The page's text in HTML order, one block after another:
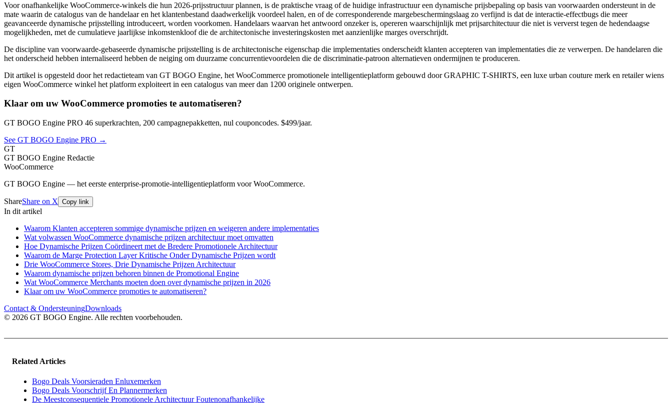
Voor onafhankelijke WooCommerce-winkels die hun 2026-prijsstructuur plannen, is de praktische vraag of de huidige infrastructuur een dynamische prijsbepaling op basis van voorwaarden ondersteunt in de
mate waarin de catalogus van de handelaar en het klantenbestand daadwerkelijk voordeel halen, en of de corresponderende margebeschermingslaag zo verfijnd is dat de interactie-effectbugs die meer
geavanceerde dynamische prijsstelling introduceert, worden voorkomen. Handelaars waarvan het antwoord onzeker is, opereren waarschijnlijk met prijsarchitectuur die niet is ververst tegen de hedendaagse
mogelijkheden, met de cumulatieve jaarlijkse inkomstenkloof die de architectonische investeringskosten met aanzienlijke marges overschrijdt.
De discipline van voorwaarde-gebaseerde dynamische prijsstelling is de architectonische eigenschap die implementaties onderscheidt klanten accepteren van implementaties die ze verwerpen. De handelaren die
het onderscheid hebben internaliseerd hebben de neiging om duurzame concurrentievoordelen die de discriminatie-patroon alternatieven ondermijnen te produceren.
Dit artikel is opgesteld door het redactieteam van GT BOGO Engine, het WooCommerce promotionele intelligentieplatform gebouwd door GRAPHIC T-SHIRTS, een luxe urban couture merk en retailer wiens
eigen WooCommerce winkel het platform exploiteert in een catalogus van meer dan 1200 originele ontwerpen.
Klaar om uw WooCommerce promoties te automatiseren?
GT BOGO Engine PRO 46 superkrachten, 200 campagnepakketten, nul couponcodes. $499/jaar.
See GT BOGO Engine PRO →
GT
GT BOGO Engine Redactie
WooCommerce
GT BOGO Engine — het eerste enterprise-promotie-intelligentieplatform voor WooCommerce.
ShareShare on X Copy link
In dit artikel
Waarom Klanten accepteren sommige dynamische prijzen en weigeren andere implementaties
Wat volwassen WooCommerce dynamische prijzen architectuur moet omvatten
Hoe Dynamische Prijzen Coördineert met de Bredere Promotionele Architectuur
Waarom de Marge Protection Layer Kritische Onder Dynamische Prijzen wordt
Drie WooCommerce Stores, Drie Dynamische Prijzen Architectuur
Waarom dynamische prijzen behoren binnen de Promotional Engine
Wat WooCommerce Merchants moeten doen over dynamische prijzen in 2026
Klaar om uw WooCommerce promoties te automatiseren?
Contact & OndersteuningDownloads
© 2026 GT BOGO Engine. Alle rechten voorbehouden.
Related Articles
Bogo Deals Voorsieraden Enluxemerken
Bogo Deals Voorschrijf En Plannermerken
De Meestconsequentiele Promotionele Architectuur Foutenonafhankelijke